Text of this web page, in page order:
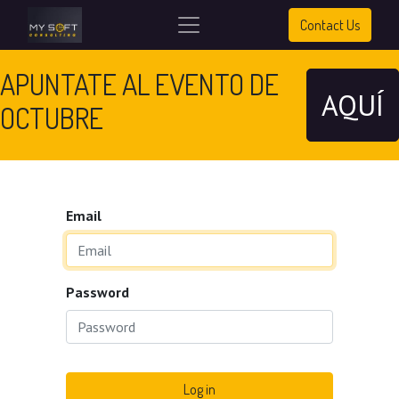
Contact Us
APUNTATE AL EVENTO DE
OCTUBRE
AQUÍ
Email
Password
Log in